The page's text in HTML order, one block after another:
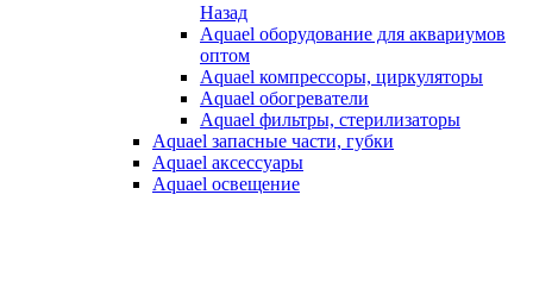
Назад
Aquael оборудование для аквариумов
оптом
Aquael компрессоры, циркуляторы
Aquael обогреватели
Aquael фильтры, стерилизаторы
Aquael запасные части, губки
Aquael аксессуары
Aquael освещение